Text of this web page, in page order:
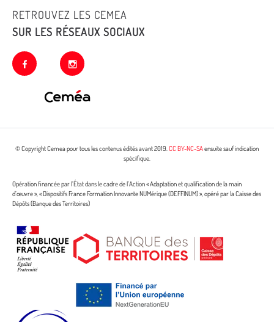
RETROUVEZ LES CEMEA
SUR LES RÉSEAUX SOCIAUX
facebook instagram
© Copyright Cemea pour tous les contenus édités avant 2019. CC BY-NC-SAensuite sauf indication
spécifique.
Opération financée par l’État dans le cadre de l’Action « Adaptation et qualification de la main
d’œuvre », « Dispositifs France Formation Innovante NUMérique (DEFFINUM) », opéré par la Caisse des
Dépôts (Banque des Territoires)